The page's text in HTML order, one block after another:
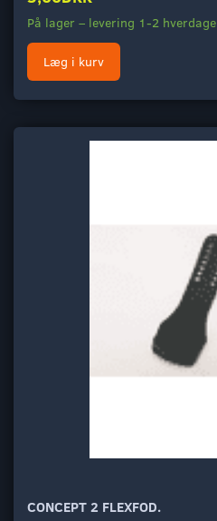
På lager – levering 1-2 hverdage
Læg i kurv
CONCEPT 2 FLEXFOD.